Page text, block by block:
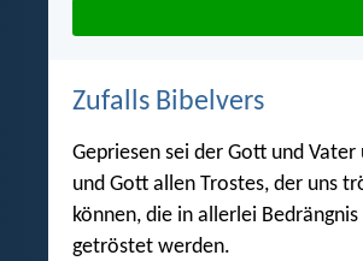
Zufalls Bibelvers
Gepriesen sei der Gott und
und Gott allen Trostes, der uns
können, die in allerlei
getröstet werden.